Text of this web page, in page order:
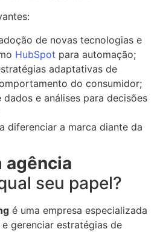
de novas tecnologias e
HubSpot para automação;
adaptativas de
do consumidor;
e análises para decisões
diferenciar a marca diante da
agência
seu papel?
é uma empresa especializada
gerenciar estratégias de